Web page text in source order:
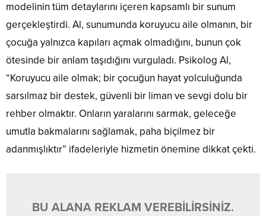
modelinin tüm detaylarını içeren kapsamlı bir sunum
gerçekleştirdi. Al, sunumunda koruyucu aile olmanın, bir
çocuğa yalnızca kapıları açmak olmadığını, bunun çok
ötesinde bir anlam taşıdığını vurguladı. Psikolog Al,
“Koruyucu aile olmak; bir çocuğun hayat yolculuğunda
sarsılmaz bir destek, güvenli bir liman ve sevgi dolu bir
rehber olmaktır. Onların yaralarını sarmak, geleceğe
umutla bakmalarını sağlamak, paha biçilmez bir
adanmışlıktır” ifadeleriyle hizmetin önemine dikkat çekti.
BU ALANA REKLAM VEREBİLİRSİNİZ.